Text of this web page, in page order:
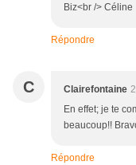
Biz<br /> Céline
Répondre
C Clairefontaine
En effet; je te
beaucoup!!
Répondre